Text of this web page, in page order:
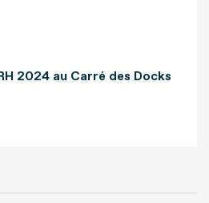
2024 au Carré des Docks